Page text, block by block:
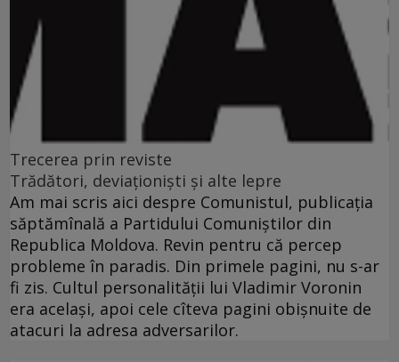
Trecerea prin reviste
Trădători, deviaţionişti şi alte lepre
Am mai scris aici despre Comunistul, publicaţia
săptămînală a Partidului Comuniştilor din
Republica Moldova. Revin pentru că percep
probleme în paradis. Din primele pagini, nu s-ar
fi zis. Cultul personalităţii lui Vladimir Voronin
era acelaşi, apoi cele cîteva pagini obişnuite de
atacuri la adresa adversarilor.